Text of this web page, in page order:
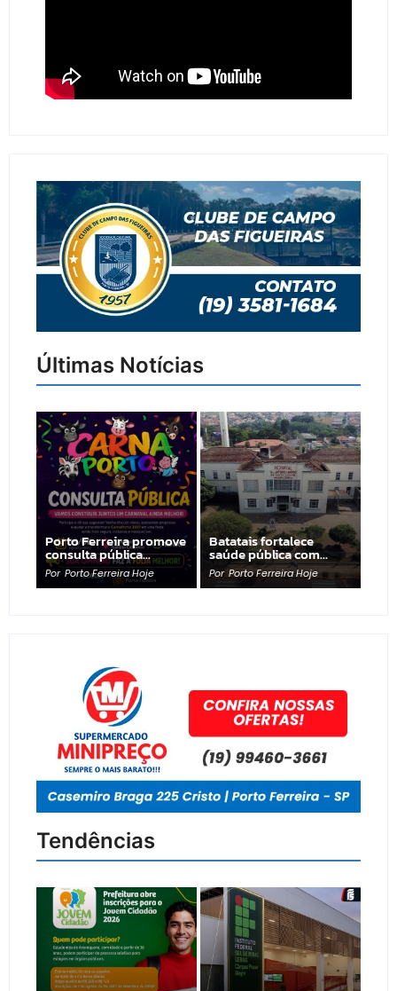
Últimas Notícias
Porto Ferreira promove
consulta pública…
Por Porto Ferreira Hoje
Batatais fortalece
saúde pública com…
Por Porto Ferreira Hoje
Tendências